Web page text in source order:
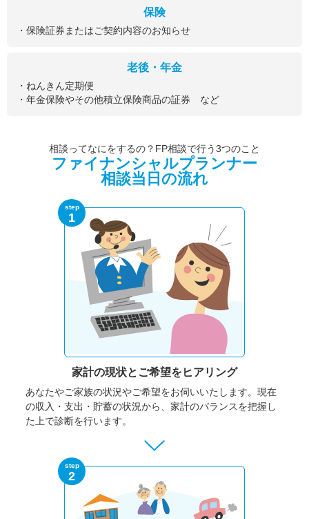
保険
・保険証券またはご契約内容のお知らせ
老後・年金
・ねんきん定期便
・年金保険やその他積立保険商品の証券 など
相談ってなにをするの？FP相談で行う3つのこと
ファイナンシャルプランナー
相談当日の流れ
step
1
家計の現状と ご希望をヒアリング
あなたやご家族の状況やご希望をお伺いいたします。 現在
の収入・支出・貯蓄の状況から、家計のバランスを把握し
た上で診断を行います。
step
2